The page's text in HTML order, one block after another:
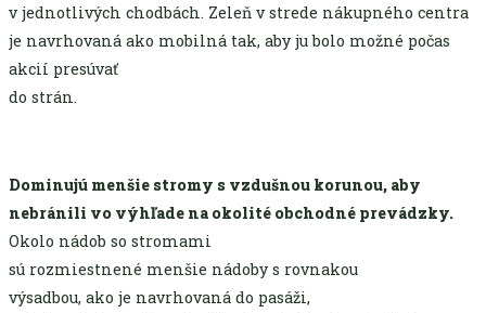
v jednotlivých chodbách. Zeleň v strede nákupného centra
je navrhovaná ako mobilná tak, aby ju bolo možné počas
akcií presúvať
do strán.
Dominujú menšie stromy s vzdušnou korunou, aby
nebránili vo výhľade na okolité obchodné prevádzky.
Okolo nádob so stromami
sú rozmiestnené menšie nádoby s rovnakou
výsadbou, ako je navrhovaná do pasáži,